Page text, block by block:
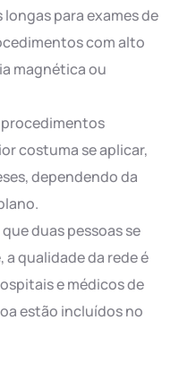
para exames de
com alto
magnética ou
costuma se aplicar,
dependendo da
duas pessoas se
qualidade da rede é
e médicos de
estão incluídos no